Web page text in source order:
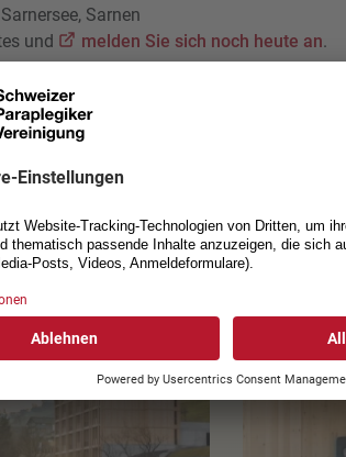
Sarnen
und
melden Sie sich noch heute an.
Ihre Unterkunft